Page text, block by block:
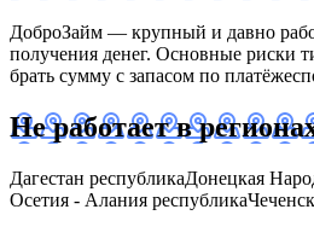
ДоброЗайм — крупный и давно
получения денег. Основные риски
брать сумму с запасом по
Не работает в
Дагестан республикаДонецкая
Осетия - Алания республика